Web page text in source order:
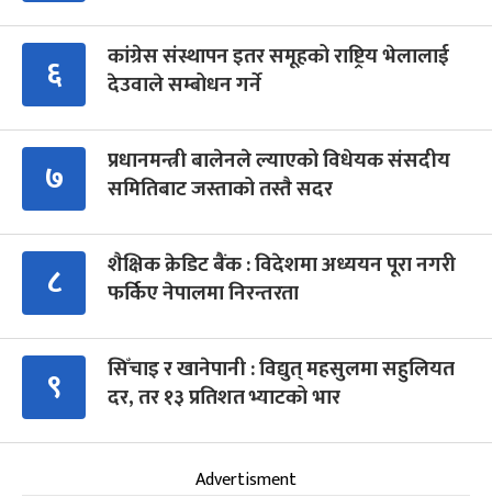
६
कांग्रेस संस्थापन इतर समूहको राष्ट्रिय भेलालाई
देउवाले सम्बोधन गर्ने
७
प्रधानमन्त्री बालेनले ल्याएको विधेयक संसदीय
समितिबाट जस्ताको तस्तै सदर
८
शैक्षिक क्रेडिट बैंक : विदेशमा अध्ययन पूरा नगरी
फर्किए नेपालमा निरन्तरता
९
सिँचाइ र खानेपानी : विद्युत् महसुलमा सहुलियत
दर, तर १३ प्रतिशत भ्याटको भार
Advertisment